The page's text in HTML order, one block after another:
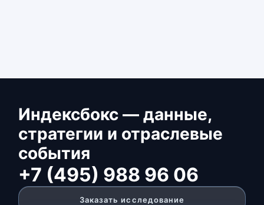
Индексбокс — данные,
стратегии и отраслевые
события
+7 (495) 988 96 06
Заказать исследование